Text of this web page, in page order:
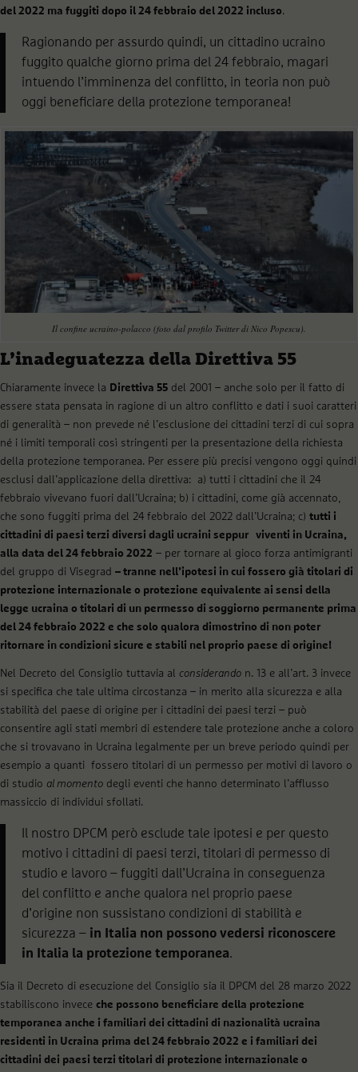
del 2022 ma fuggiti dopo il 24 febbraio del 2022 incluso.
Ragionando per assurdo quindi, un cittadino ucraino
fuggito qualche giorno prima del 24 febbraio, magari
intuendo l’imminenza del conflitto, in teoria non può
oggi beneficiare della protezione temporanea!
Il confine ucraino-polacco (foto dal profilo Twitter di Nico Popescu).
L’inadeguatezza della Direttiva 55
Chiaramente invece la Direttiva 55 del 2001 – anche solo per il fatto di
essere stata pensata in ragione di un altro conflitto e dati i suoi caratteri
di generalità – non prevede né l’esclusione dei cittadini terzi di cui sopra
né i limiti temporali così stringenti per la presentazione della richiesta
della protezione temporanea. Per essere più precisi vengono oggi quindi
esclusi dall’applicazione della direttiva: a) tutti i cittadini che il 24
febbraio vivevano fuori dall’Ucraina; b) i cittadini, come già accennato,
che sono fuggiti prima del 24 febbraio del 2022 dall’Ucraina; c) tutti i
cittadini di paesi terzi diversi dagli ucraini seppur viventi in Ucraina,
alla data del 24 febbraio 2022 – per tornare al gioco forza antimigranti
del gruppo di Visegrad – tranne nell’ipotesi in cui fossero già titolari di
protezione internazionale o protezione equivalente ai sensi della
legge ucraina o titolari di un permesso di soggiorno permanente prima
del 24 febbraio 2022 e che solo qualora dimostrino di non poter
ritornare in condizioni sicure e stabili nel proprio paese di origine!
Nel Decreto del Consiglio tuttavia al considerando n. 13 e all’art. 3 invece
si specifica che tale ultima circostanza – in merito alla sicurezza e alla
stabilità del paese di origine per i cittadini dei paesi terzi – può
consentire agli stati membri di estendere tale protezione anche a coloro
che si trovavano in Ucraina legalmente per un breve periodo quindi per
esempio a quanti fossero titolari di un permesso per motivi di lavoro o
di studio al momento degli eventi che hanno determinato l’afflusso
massiccio di individui sfollati.
Il nostro DPCM però esclude tale ipotesi e per questo
motivo i cittadini di paesi terzi, titolari di permesso di
studio e lavoro – fuggiti dall’Ucraina in conseguenza
del conflitto e anche qualora nel proprio paese
d’origine non sussistano condizioni di stabilità e
sicurezza – in Italia non possono vedersi riconoscere
in Italia la protezione temporanea.
Sia il Decreto di esecuzione del Consiglio sia il DPCM del 28 marzo 2022
stabiliscono invece che possono beneficiare della protezione
temporanea anche i familiari dei cittadini di nazionalità ucraina
residenti in Ucraina prima del 24 febbraio 2022 e i familiari dei
cittadini dei paesi terzi titolari di protezione internazionale o